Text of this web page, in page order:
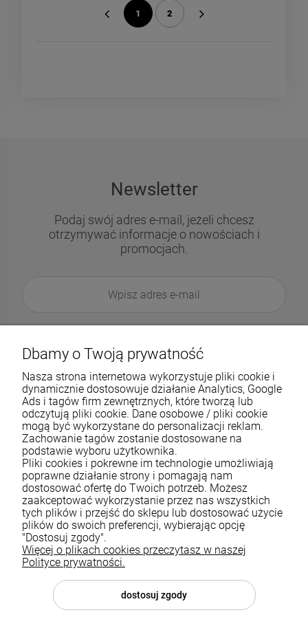
1 2
Newsletter
Podaj swój adres e-mail, jeżeli chcesz
otrzymywać informacje o nowościach i
promocjach.
Pomoc
Moje konto
Płatności i dostawa
Informacje
Dbamy o Twoją prywatność
Nasza strona internetowa wykorzystuje pliki cookie i
dynamicznie dostosowuje działanie Analytics, Google
Ads i tagów firm zewnętrznych, które tworzą lub
odczytują pliki cookie. Dane osobowe / pliki cookie
mogą być wykorzystane do personalizacji reklam.
Zachowanie tagów zostanie dostosowane na
podstawie wyboru użytkownika.
Pliki cookies i pokrewne im technologie umożliwiają
poprawne działanie strony i pomagają nam
dostosować ofertę do Twoich potrzeb. Możesz
zaakceptować wykorzystanie przez nas wszystkich
tych plików i przejść do sklepu lub dostosować użycie
plików do swoich preferencji, wybierając opcję
"Dostosuj zgody".
Więcej o plikach cookies przeczytasz w naszej
Polityce prywatności.
dostosuj zgody